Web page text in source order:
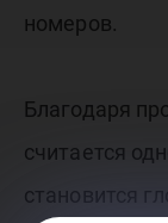
номеров.
Благодаря
считается
становится